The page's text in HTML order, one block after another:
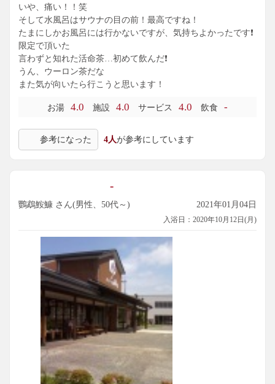
いや、痛い！！笑
そして水風呂はサウナの目の前！最高ですね！
たまにしかお風呂には行かないですが、気持ちよかったです❗️
限定で頂いた
言わずと知れた活命茶…初めて飲んだ❗️
うん、ウーロン茶だな
また気が向いたら行こうと思います！
お湯 4.0 施設 4.0 サービス 4.0 飲食 -
参考になった 4人が参考にしています
-
鸚鵡鮟鱇 さん(男性、50代～) 2021年01月04日
入浴日：2020年10月12日(月)